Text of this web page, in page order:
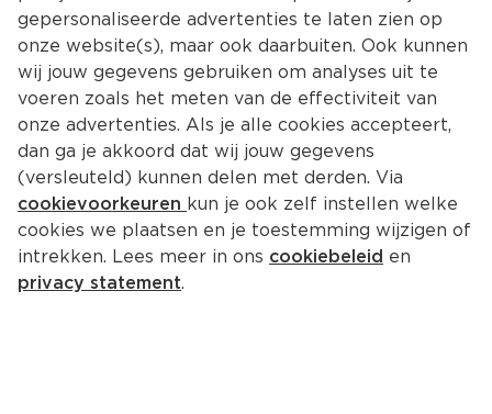
gepersonaliseerde advertenties te laten zien op
onze website(s), maar ook daarbuiten. Ook kunnen
wij jouw gegevens gebruiken om analyses uit te
voeren zoals het meten van de effectiviteit van
onze advertenties. Als je alle cookies accepteert,
dan ga je akkoord dat wij jouw gegevens
(versleuteld) kunnen delen met derden. Via
cookievoorkeuren kun je ook zelf instellen welke
cookies we plaatsen en je toestemming wijzigen of
intrekken. Lees meer in ons cookiebeleid en
privacy statement.